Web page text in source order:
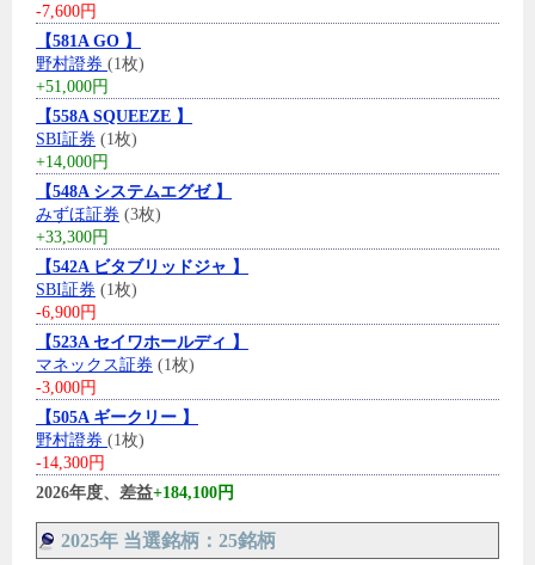
-7,600円
【581A GO 】
野村證券 (1枚)
+51,000円
【558A SQUEEZE 】
SBI証券 (1枚)
+14,000円
【548A システムエグゼ 】
みずほ証券 (3枚)
+33,300円
【542A ビタブリッドジャ 】
SBI証券 (1枚)
-6,900円
【523A セイワホールディ 】
マネックス証券 (1枚)
-3,000円
【505A ギークリー 】
野村證券 (1枚)
-14,300円
2026年度、差益+184,100円
2025年 当選銘柄：25銘柄